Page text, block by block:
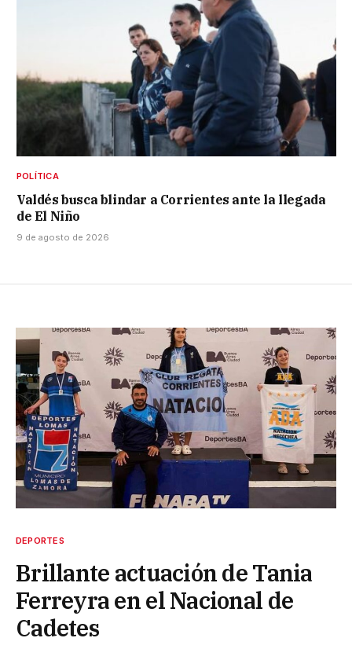
POLÍTICA
Valdés busca blindar a Corrientes ante la llegada
de El Niño
9 de agosto de 2026
DEPORTES
Brillante actuación de Tania
Ferreyra en el Nacional de
Cadetes